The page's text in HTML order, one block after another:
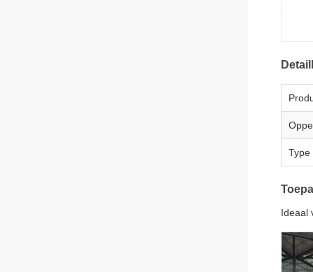
Type
Ideaal